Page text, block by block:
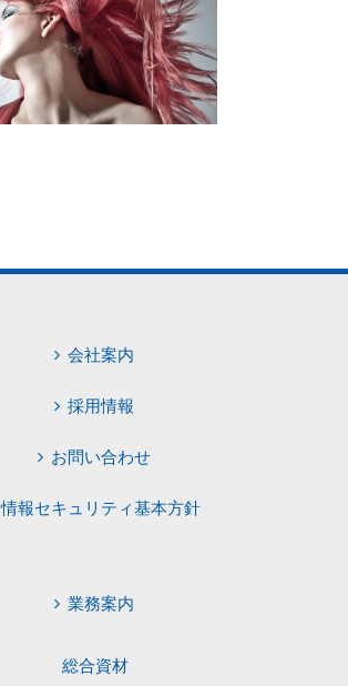
会社案内
採用情報
お問い合わせ
情報セキュリティ基本方針
業務案内
総合資材